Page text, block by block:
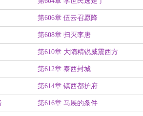
第606章 伍云召愿降
第608章 扫灭李唐
第610章 大隋精锐威震西方
第612章 泰西封城
第614章 镇西都护府
第616章 马展的条件